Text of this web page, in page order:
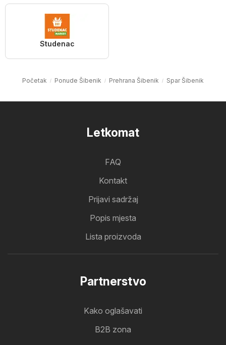
Studenac
Početak Ponude Šibenik Prehrana Šibenik Spar Šibenik
Letkomat
FAQ
Kontakt
Prijavi sadržaj
Popis mjesta
Lista proizvoda
Partnerstvo
Kako oglašavati
B2B zona